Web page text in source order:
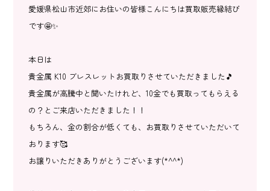
愛媛県松山市近郊にお住いの皆様こんにちは買取販売縁結び
です🤩✨
本日は
貴金属 K10 ブレスレットお買取りさせていただきました🎵
貴金属が高騰中と聞いたけれど、10金でも買取ってもらえる
の？とご来店いただきました！！
もちろん、金の割合が低くても、お買取りさせていただいて
おります🥰
お譲りいただきありがとうございます(*^^*)